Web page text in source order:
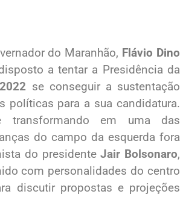
do Maranhão, Flávio Dino
a tentar a Presidência da
2022 se conseguir a sustentação
políticas para a sua candidatura.
transformando em uma das
do campo da esquerda fora
do presidenteJair Bolsonaro,
com personalidades do centro
discutir propostas e projeções